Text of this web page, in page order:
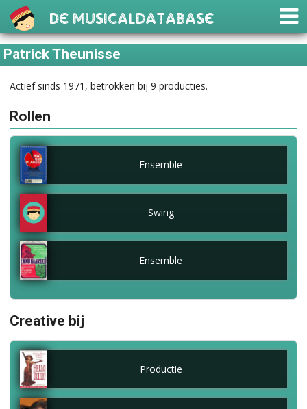
De Musicaldatabase
Patrick Theunisse
Actief sinds 1971, betrokken bij 9 producties.
Rollen
Ensemble
Swing
Ensemble
Creative bij
Productie